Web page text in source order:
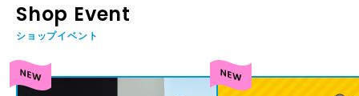
Shop Event
ショップイベント